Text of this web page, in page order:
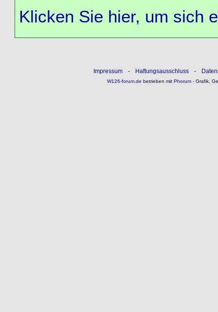
Klicken Sie hier, um sich
Impressum - Haftungsausschluss -
W126-forum.de betrieben mitPhorum- Grafik,